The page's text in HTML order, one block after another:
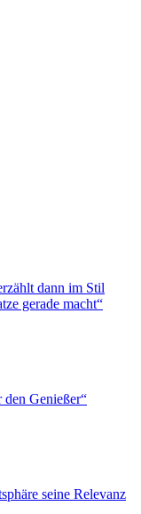
dann im Stil
gerade macht“
Genießer“
seine Relevanz